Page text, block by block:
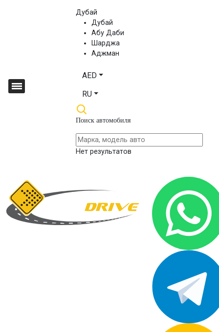
Дубай
Дубай
Абу Даби
Шарджа
Аджман
AED
RU
Поиск автомобиля
Нет результатов